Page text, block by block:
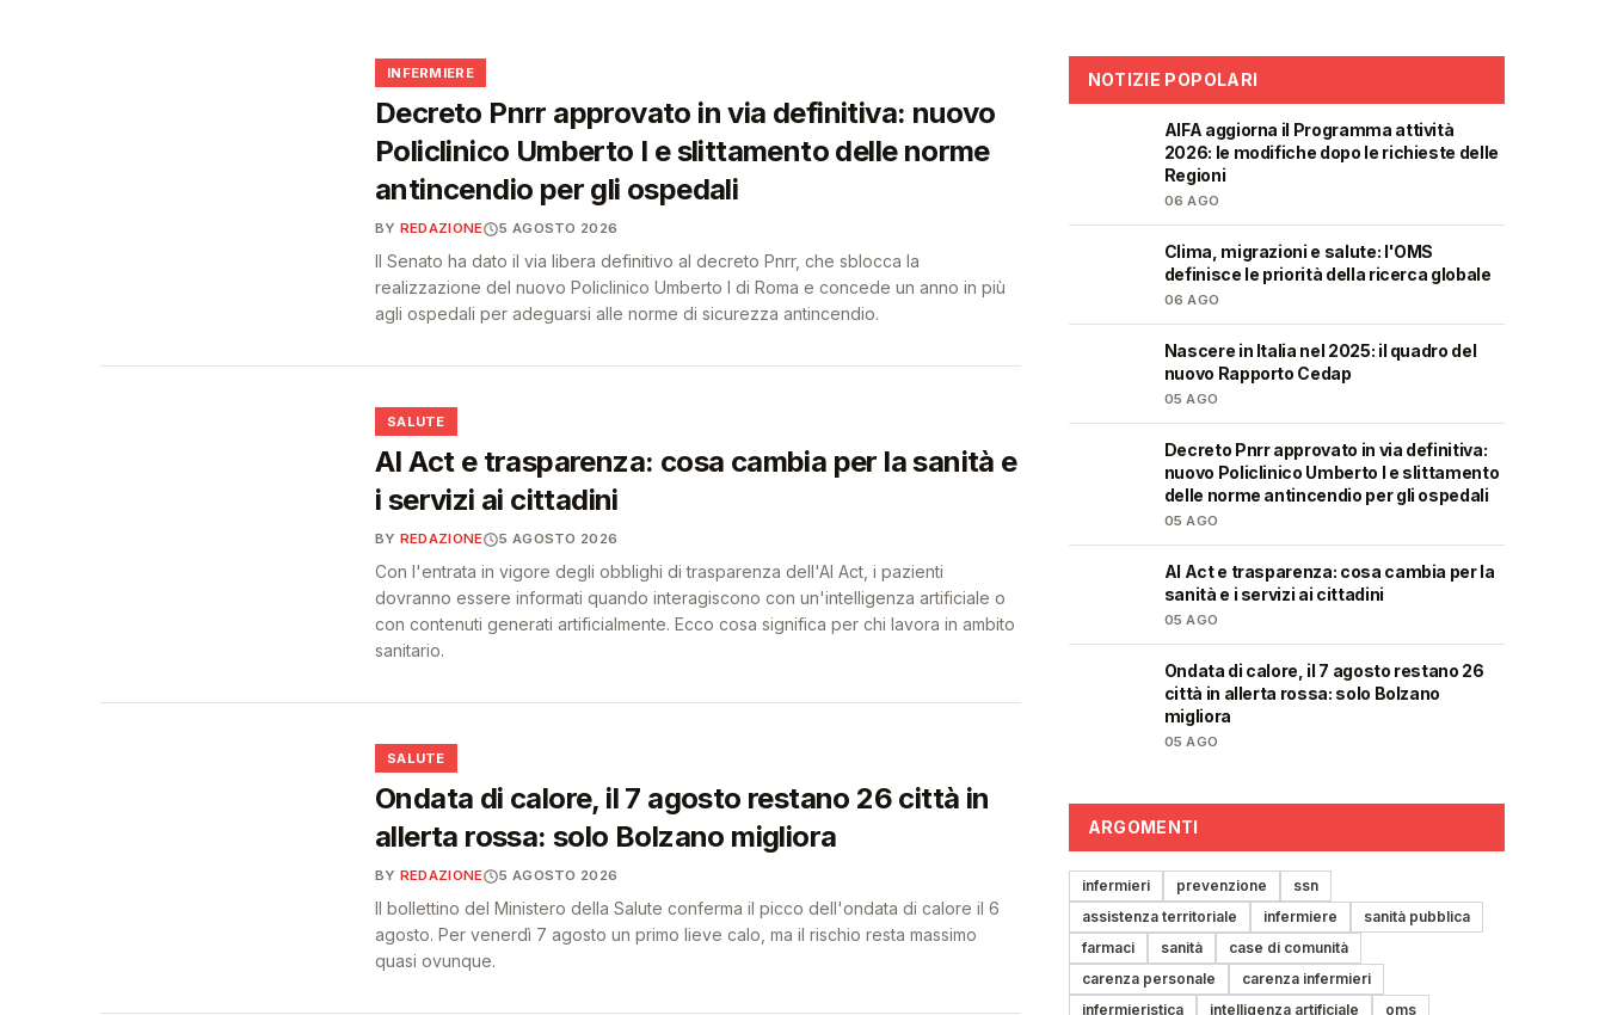
INFERMIERE
Decreto Pnrr approvato in via definitiva: nuovo
Policlinico Umberto I e slittamento delle norme
antincendio per gli ospedali
BY REDAZIONE 5 AGOSTO 2026
Il Senato ha dato il via libera definitivo al decreto Pnrr, che sblocca la
realizzazione del nuovo Policlinico Umberto I di Roma e concede un anno in più
agli ospedali per adeguarsi alle norme di sicurezza antincendio.
SALUTE
AI Act e trasparenza: cosa cambia per la sanità e
i servizi ai cittadini
BY REDAZIONE 5 AGOSTO 2026
Con l'entrata in vigore degli obblighi di trasparenza dell'AI Act, i pazienti
dovranno essere informati quando interagiscono con un'intelligenza artificiale o
con contenuti generati artificialmente. Ecco cosa significa per chi lavora in ambito
sanitario.
SALUTE
Ondata di calore, il 7 agosto restano 26 città in
allerta rossa: solo Bolzano migliora
BY REDAZIONE 5 AGOSTO 2026
Il bollettino del Ministero della Salute conferma il picco dell'ondata di calore il 6
agosto. Per venerdì 7 agosto un primo lieve calo, ma il rischio resta massimo
quasi ovunque.
NOTIZIE POPOLARI
AIFA aggiorna il Programma attività
2026: le modifiche dopo le richieste delle
Regioni
06 AGO
Clima, migrazioni e salute: l'OMS
definisce le priorità della ricerca globale
06 AGO
Nascere in Italia nel 2025: il quadro del
nuovo Rapporto Cedap
05 AGO
Decreto Pnrr approvato in via definitiva:
nuovo Policlinico Umberto I e slittamento
delle norme antincendio per gli ospedali
05 AGO
AI Act e trasparenza: cosa cambia per la
sanità e i servizi ai cittadini
05 AGO
Ondata di calore, il 7 agosto restano 26
città in allerta rossa: solo Bolzano
migliora
05 AGO
ARGOMENTI
infermieri prevenzione
ssn
assistenza territoriale
infermiere
sanità pubblica
farmaci
sanità
case di comunità
carenza personale
carenza infermieri
infermieristica
intelligenza artificiale
oms